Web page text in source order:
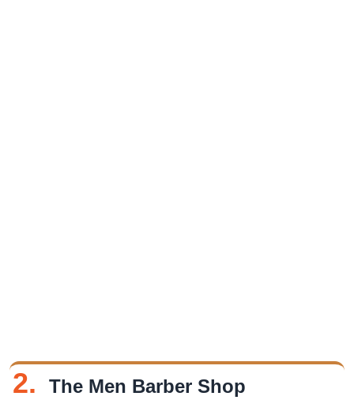
2. The Men Barber Shop